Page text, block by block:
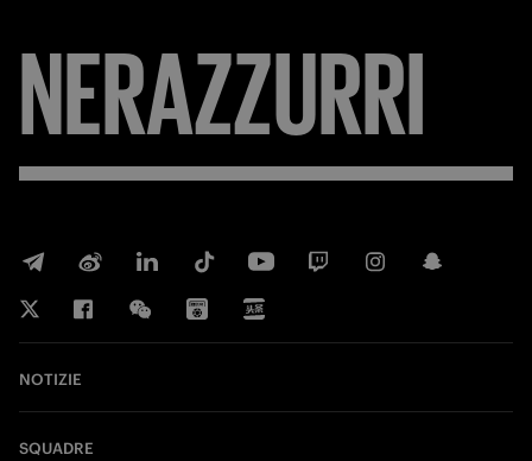
NERAZZURRI
NOTIZIE
SQUADRE